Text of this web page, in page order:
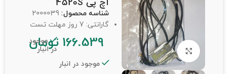
برای بزرگنمایی کلیک کنید
اچ پی 4520S
شناسه محصول: 2000039
گارانتی: 7 روز مهلت تست
166.539 تومان
موجود
در انبار
موجود در انبار